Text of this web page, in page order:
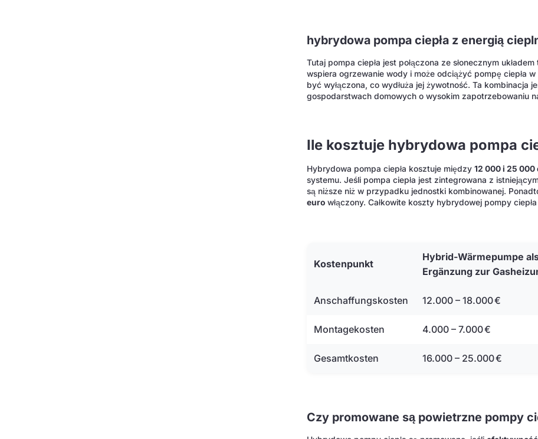
hybrydowa pompa ciepła z energią
Tutaj pompa ciepła jest połączona ze słonecznym
wspiera ogrzewanie wody i może odciążyć pompę ciepła w
być wyłączona, co wydłuża jej żywotność. Ta kombinacja
gospodarstwach domowych o wysokim zapotrzebowaniu
Ile kosztuje hybrydowa pompa
Hybrydowa pompa ciepła kosztuje między12 000 i 25 000
systemu. Jeśli pompa ciepła jest zintegrowana z
są niższe niż w przypadku jednostki kombinowanej.
euro włączony. Całkowite koszty hybrydowej pompy
Kostenpunkt
Hybrid-Wärmepumpe
Ergänzung zur
Anschaffungskosten 12.000 – 18.000 €
Montagekosten 4.000 – 7.000 €
Gesamtkosten 16.000 – 25.000 €
Czy promowane są powietrzne pompy